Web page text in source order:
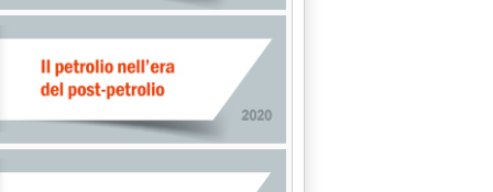
(MACHI' E PARCU SUL RAPPORTO 2002-2003)'